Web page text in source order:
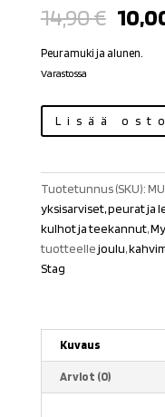
14,90€
hinta
oli:
Peuramuki ja alunen.
Varastossa
"Wild
määrä
Lisää
Tuotetunnus (SKU):
yksisarviset, peurat ja
kulhot ja teekannut,
tuotteellejoulu,
Stag
Kuvaus
Arviot (0)